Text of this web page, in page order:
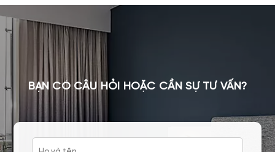
BẠN CÓ CÂU HỎI HOẶC CẦN SỰ TƯ VẤN?